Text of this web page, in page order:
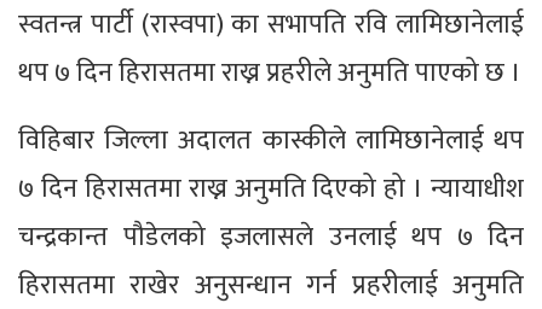
स्वतन्त्र पार्टी (रास्वपा) का सभापति रवि लामिछानेलाई
थप ७ दिन हिरासतमा राख्न प्रहरीले अनुमति पाएको छ ।
विहिबार जिल्ला अदालत कास्कीले लामिछानेलाई थप
७ दिन हिरासतमा राख्न अनुमति दिएको हो । न्यायाधीश
चन्द्रकान्त पौडेलको इजलासले उनलाई थप ७ दिन
हिरासतमा राखेर अनुसन्धान गर्न प्रहरीलाई अनुमति